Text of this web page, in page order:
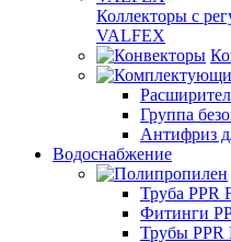
Коллекторы с
VALFEX
Группа
Антифриз
Водоснабжение
Труба PPR
Фитинги
Трубы PPR